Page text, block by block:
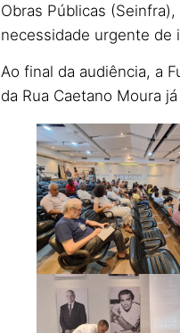
Obras Públicas
necessidade urgente de
Ao final da audiência, a
da Rua Caetano Moura